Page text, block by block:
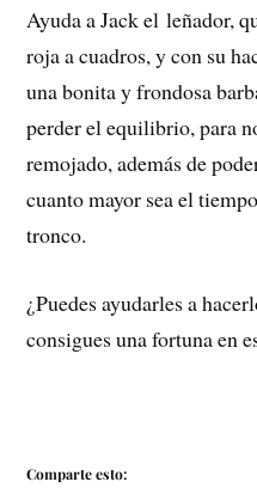
Ayuda a Jack el leñador,
roja a cuadros, y con su
una bonita y frondosa
perder el equilibrio, para
remojado, además de
cuanto mayor sea el
tronco.
¿Puedes ayudarles a
consigues una fortuna en
Comparte esto: